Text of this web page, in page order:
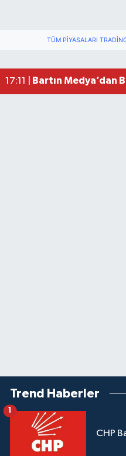
TÜM PIYASALARI
17:11 |
Bartın Medya’dan
Trend Haberler
CHP
1